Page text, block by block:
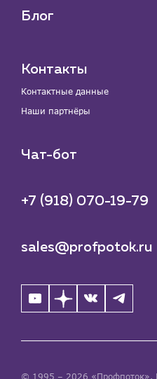
Блог
Контакты
Контактные данные
Наши партнёры
Чат-бот
+7 (918) 070-19-79
sales@profpotok.ru
© 1995 – 2026 «Профпоток».